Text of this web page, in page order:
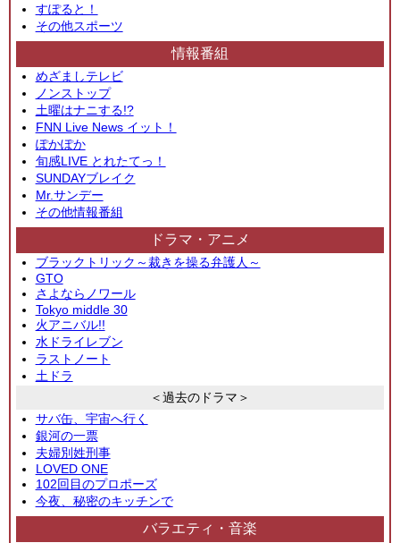
すぽると！
その他スポーツ
情報番組
めざましテレビ
ノンストップ
土曜はナニする!?
FNN Live News イット！
ぽかぽか
旬感LIVE とれたてっ！
SUNDAYブレイク
Mr.サンデー
その他情報番組
ドラマ・アニメ
ブラックトリック～裁きを操る弁護人～
GTO
さよならノワール
Tokyo middle 30
火アニバル!!
水ドライレブン
ラストノート
土ドラ
＜過去のドラマ＞
サバ缶、宇宙へ行く
銀河の一票
夫婦別姓刑事
LOVED ONE
102回目のプロポーズ
今夜、秘密のキッチンで
バラエティ・音楽